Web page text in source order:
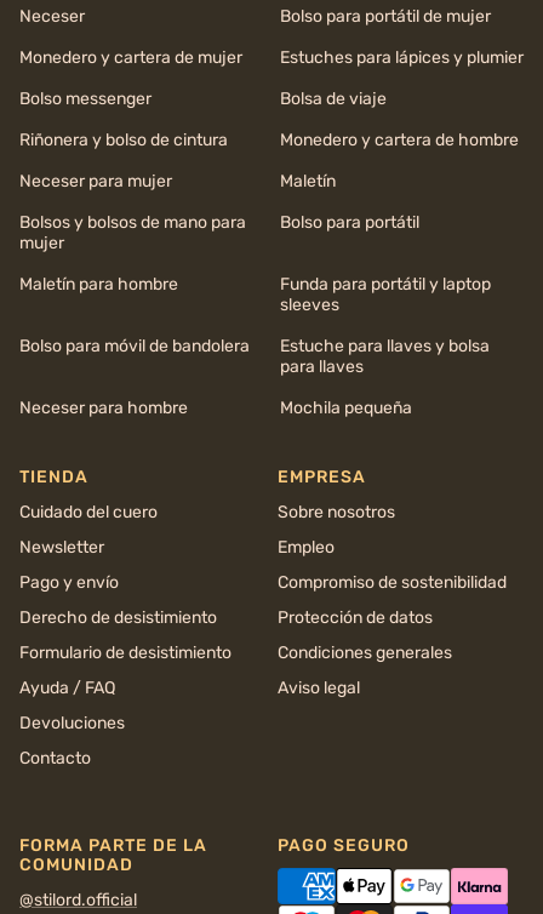
Neceser
Bolso para portátil de mujer
Monedero y cartera de mujer
Estuches para lápices y plumier
Bolso messenger
Bolsa de viaje
Riñonera y bolso de cintura
Monedero y cartera de hombre
Neceser para mujer
Maletín
Bolsos y bolsos de mano para
mujer
Bolso para portátil
Maletín para hombre
Funda para portátil y laptop
sleeves
Bolso para móvil de bandolera
Estuche para llaves y bolsa
para llaves
Neceser para hombre
Mochila pequeña
TIENDA
Cuidado del cuero
Newsletter
Pago y envío
Derecho de desistimiento
Formulario de desistimiento
Ayuda / FAQ
Devoluciones
Contacto
EMPRESA
Sobre nosotros
Empleo
Compromiso de sostenibilidad
Protección de datos
Condiciones generales
Aviso legal
FORMA PARTE DE LA
COMUNIDAD
@stilord.official
PAGO SEGURO